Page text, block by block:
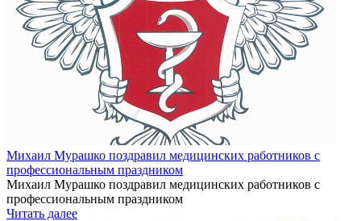
Михаил Мурашко поздравил медицинских работников с
профессиональным праздником
Михаил Мурашко поздравил медицинских работников с
профессиональным праздником
Читать далее